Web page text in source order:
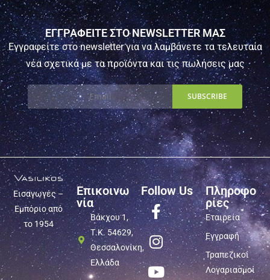
ΕΓΓΡΑΦΕΙΤΕ ΣΤΟ NEWSLETTER ΜΑΣ
Εγγραφείτε στο newsletter για να λαμβάνετε τα τελευταία
νέα σχετικά με τα προϊόντα και τις πωλήσεις μας
Εισαγωγές –
Εμπόριο από
το 1954
Επικοινω
νία
Βάκχου 1,
Τ.Κ. 54629,
Θεσσαλονίκη,
Ελλάδα
Follow Us
Πληροφο
ρίες
Εταιρεία
Εγγραφή
Τραπεζικοί
Λογαριασμοί